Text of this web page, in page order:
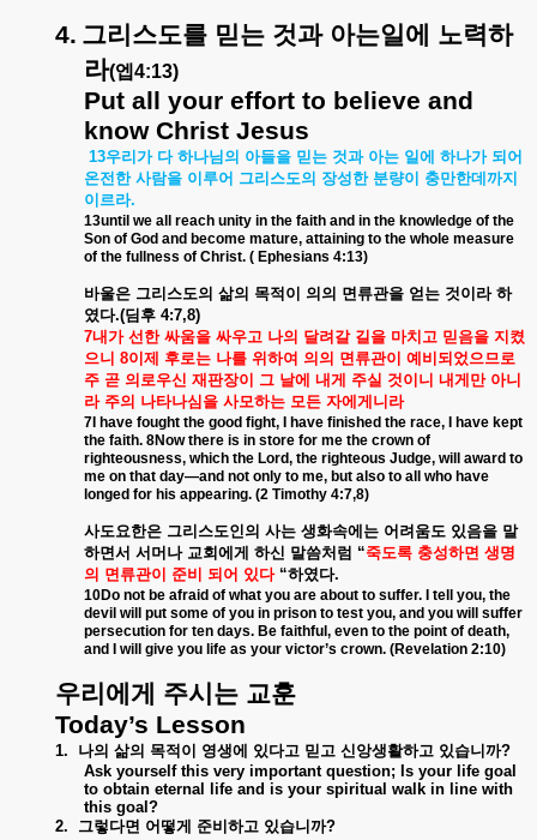
4. 그리스도를 믿는 것과 아는일에
노력하
라(엡4:13)
Put all your effort to believe and
know Christ Jesus
13우리가 다 하나님의 아들을 믿는 것과 아는 일에 하나가 되어
온전한 사람을 이루어 그리스도의 장성한 분량이
충만한데까지
이르라.
13until we all reach unity in the faith and in the knowledge of the
Son of God and become mature, attaining to the whole measure
of the fullness of Christ. ( Ephesians 4:13)
바울은 그리스도의 삶의 목적이 의의 면류관을 얻는 것이라 하
였다.(딤후 4:7,8)
7내가 선한 싸움을 싸우고 나의 달려갈 길을 마치고 믿음을 지켰
으니 8이제 후로는 나를 위하여 의의 면류관이 예비되었으므로
주 곧 의로우신 재판장이 그 날에 내게 주실 것이니 내게만 아니
라 주의 나타나심을 사모하는 모든 자에게니라
7I have fought the good fight, I have finished the race, I have kept
the faith. 8Now there is in store for me the crown of
righteousness, which the Lord, the righteous Judge, will award to
me on that day—and not only to me, but also to all who have
longed for his appearing. (2 Timothy 4:7,8)
사도요한은 그리스도인의 사는 생화속에는 어려움도 있음을 말
하면서 서머나 교회에게 하신 말씀처럼 “죽도록 충성하면 생명
의 면류관이 준비 되어 있다 “하였다.
10Do not be afraid of what you are about to suffer. I tell you, the
devil will put some of you in prison to test you, and you will suffer
persecution for ten days. Be faithful, even to the point of death,
and I will give you life as your victor’s crown. (Revelation 2:10)
우리에게 주시는 교훈
Today’s Lesson
1. 나의 삶의 목적이 영생에 있다고 믿고 신앙생활하고 있습니까?
Ask yourself this very important question; Is your life goal
to obtain eternal life and is your spiritual walk in line with
this goal?
2.
그렇다면 어떻게 준비하고 있습니까?